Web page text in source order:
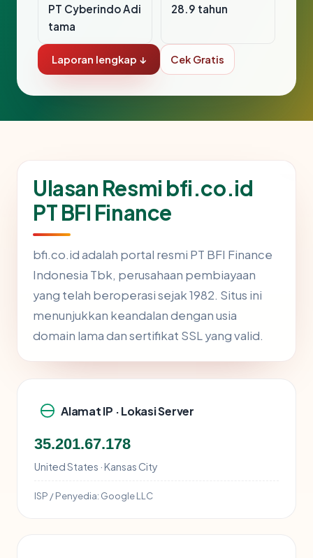
PT Cyberindo Adi
tama
28.9 tahun
Laporan lengkap ↓ Cek Gratis
Ulasan Resmi bfi.co.id
PT BFI Finance
bfi.co.id adalah portal resmi PT BFI Finance
Indonesia Tbk, perusahaan pembiayaan
yang telah beroperasi sejak 1982. Situs ini
menunjukkan keandalan dengan usia
domain lama dan sertifikat SSL yang valid.
Alamat IP · Lokasi Server
35.201.67.178
United States · Kansas City
ISP / Penyedia: Google LLC